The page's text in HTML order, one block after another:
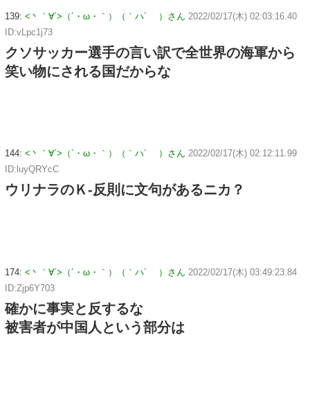
139: <丶｀∀´>（´・ω・｀）（｀ハ´ ）さん 2022/02/17(木) 02:03:16.40
ID:vLpc1j73
クソサッカー選手の言い訳で全世界の海軍から
笑い物にされる国だからな
144: <丶｀∀´>（´・ω・｀）（｀ハ´ ）さん 2022/02/17(木) 02:12:11.99
ID:luyQRYcC
ウリナラのＫ-反則に文句があるニカ？
174: <丶｀∀´>（´・ω・｀）（｀ハ´ ）さん 2022/02/17(木) 03:49:23.84
ID:Zjp6Y703
確かに事実と反するな
被害者が中国人という部分は